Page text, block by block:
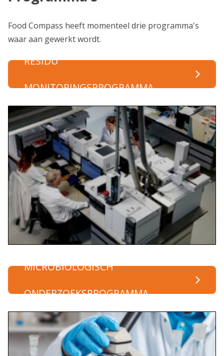
Food Compass heeft momenteel drie programma's
waar aan gewerkt wordt.
RESIDU
MONITORINGSPROGRAMMA
MICROBIOLOGISCH
ONDERZOEKSPROGRAMMA